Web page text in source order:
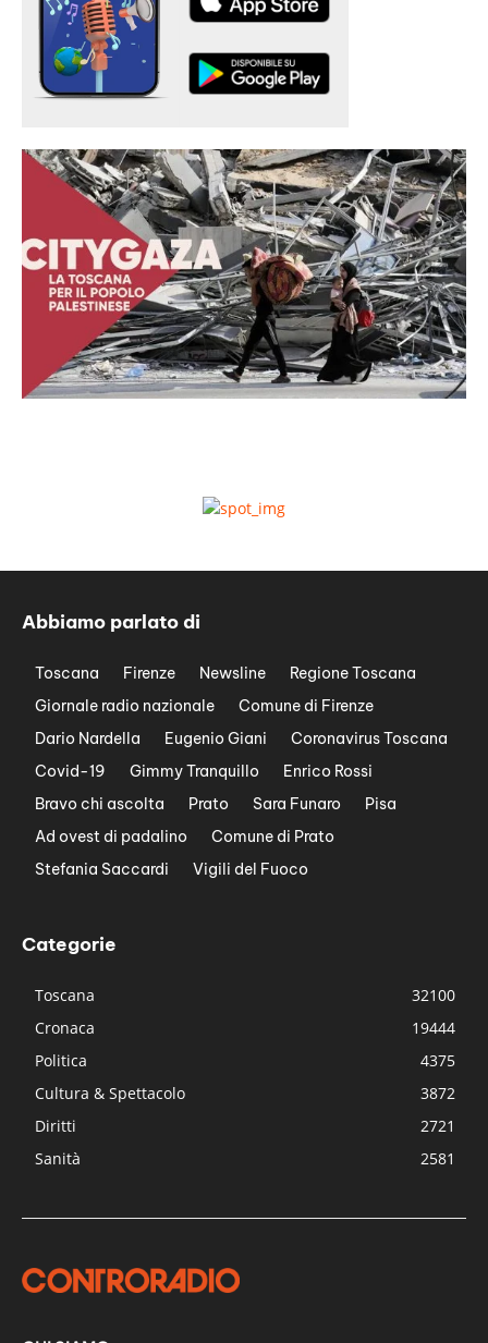
Abbiamo parlato di
Toscana Firenze Newsline
Regione Toscana
Giornale radio nazionale
Comune di Firenze
Dario Nardella
Eugenio Giani
Coronavirus Toscana
Covid-19
Gimmy Tranquillo
Enrico Rossi
Bravo chi ascolta
Prato Sara Funaro
Pisa
Ad ovest di padalino
Comune di Prato
Stefania Saccardi
Vigili del Fuoco
Categorie
Toscana
32100
Cronaca
19444
Politica
4375
Cultura & Spettacolo
3872
Diritti
2721
Sanità
2581